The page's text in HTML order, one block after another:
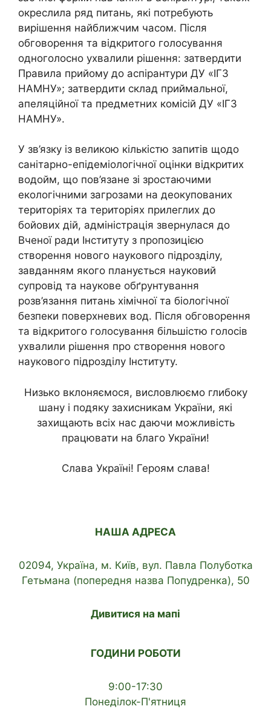
окреслила ряд питань, які потребують
вирішення найближчим часом. Після
обговорення та відкритого голосування
одноголосно ухвалили рішення: затвердити
Правила прийому до аспірантури ДУ «ІГЗ
НАМНУ»; затвердити склад приймальної,
апеляційної та предметних комісій ДУ «ІГЗ
НАМНУ».
У зв’язку із великою кількістю запитів щодо
санітарно-епідеміологічної оцінки відкритих
водойм, що пов’язане зі зростаючими
екологічними загрозами на деокупованих
територіях та територіях прилеглих до
бойових дій, адміністрація звернулася до
Вченої ради Інституту з пропозицією
створення нового наукового підрозділу,
завданням якого планується науковий
супровід та наукове обґрунтування
розв’язання питань хімічної та біологічної
безпеки поверхневих вод. Після обговорення
та відкритого голосування більшістю голосів
ухвалили рішення про створення нового
наукового підрозділу Інституту.
Низько вклоняємося, висловлюємо глибоку
шану і подяку захисникам України, які
захищають всіх нас даючи можливість
працювати на благо України!
Слава Україні! Героям слава!
НАША АДРЕСА
02094, Україна, м. Київ, вул. Павла Полуботка
Гетьмана (попередня назва Попудренка), 50
Дивитися на мапі
ГОДИНИ РОБОТИ
9:00-17:30
Понеділок-П'ятниця